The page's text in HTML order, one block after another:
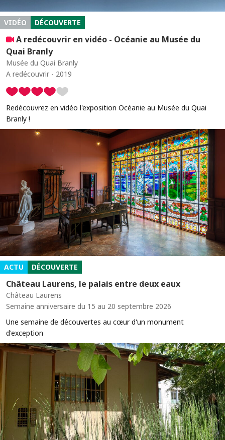
VIDÉO DÉCOUVERTE
A redécouvrir en vidéo - Océanie au Musée du
Quai Branly
Musée du Quai Branly
A redécouvrir - 2019
Redécouvrez en vidéo l'exposition Océanie au Musée du Quai
Branly !
ACTU DÉCOUVERTE
Château Laurens, le palais entre deux eaux
Château Laurens
Semaine anniversaire du 15 au 20 septembre 2026
Une semaine de découvertes au cœur d'un monument
d'exception